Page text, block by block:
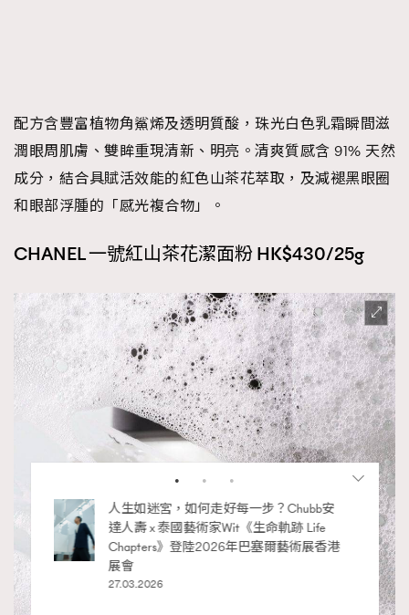
配方含豐富植物角鯊烯及透明質酸，珠光白色乳霜瞬間滋
潤眼周肌膚、雙眸重現清新、明亮。清爽質感含 91% 天然
成分，結合具賦活效能的紅色山茶花萃取，及減褪黑眼圈
和眼部浮腫的「感光複合物」。
CHANEL 一號紅山茶花潔面粉 HK$430/25g